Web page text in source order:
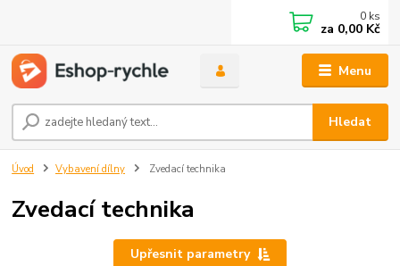
Menu
Hledat
0 ks
za 0,00 Kč
Úvod Vybavení dílny Zvedací technika
Zvedací technika
Upřesnit parametry